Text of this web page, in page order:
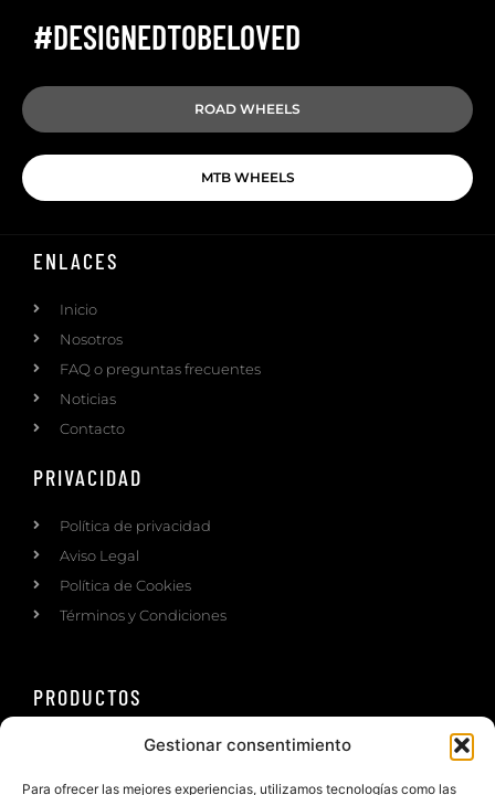
Gestionar consentimiento
Para ofrecer las mejores experiencias, utilizamos tecnologías como las
#DESIGNEDTOBELOVED
ROAD WHEELS
MTB WHEELS
ENLACES
Inicio
Nosotros
FAQ o preguntas frecuentes
Noticias
Contacto
PRIVACIDAD
Política de privacidad
Aviso Legal
Política de Cookies
Términos y Condiciones
PRODUCTOS